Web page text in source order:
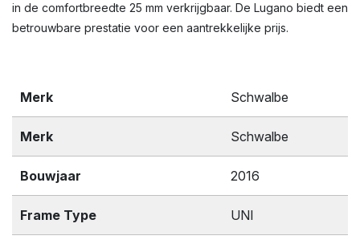
in de comfortbreedte 25 mm verkrijgbaar. De Lugano biedt een
betrouwbare prestatie voor een aantrekkelijke prijs.
Merk Schwalbe
Merk Schwalbe
Bouwjaar 2016
Frame Type UNI